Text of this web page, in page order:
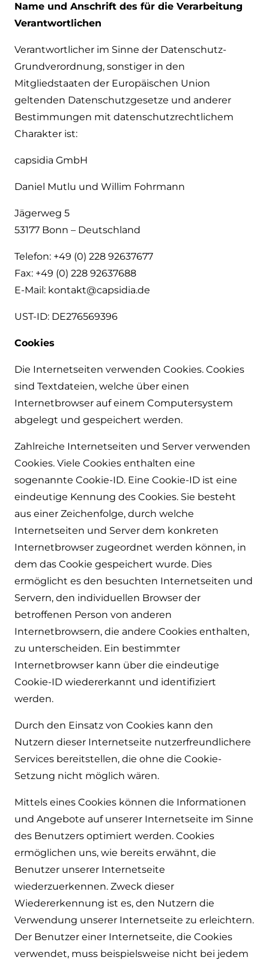
Name und Anschrift des für die Verarbeitung
Verantwortlichen
Verantwortlicher im Sinne der Datenschutz-
Grundverordnung, sonstiger in den
Mitgliedstaaten der Europäischen Union
geltenden Datenschutzgesetze und anderer
Bestimmungen mit datenschutzrechtlichem
Charakter ist:
capsidia GmbH
Daniel Mutlu und Willim Fohrmann
Jägerweg 5
53177 Bonn – Deutschland
Telefon: +49 (0) 228 92637677
Fax: +49 (0) 228 92637688
E-Mail: kontakt@capsidia.de
UST-ID: DE276569396
Cookies
Die Internetseiten verwenden Cookies. Cookies
sind Textdateien, welche über einen
Internetbrowser auf einem Computersystem
abgelegt und gespeichert werden.
Zahlreiche Internetseiten und Server verwenden
Cookies. Viele Cookies enthalten eine
sogenannte Cookie-ID. Eine Cookie-ID ist eine
eindeutige Kennung des Cookies. Sie besteht
aus einer Zeichenfolge, durch welche
Internetseiten und Server dem konkreten
Internetbrowser zugeordnet werden können, in
dem das Cookie gespeichert wurde. Dies
ermöglicht es den besuchten Internetseiten und
Servern, den individuellen Browser der
betroffenen Person von anderen
Internetbrowsern, die andere Cookies enthalten,
zu unterscheiden. Ein bestimmter
Internetbrowser kann über die eindeutige
Cookie-ID wiedererkannt und identifiziert
werden.
Durch den Einsatz von Cookies kann den
Nutzern dieser Internetseite nutzerfreundlichere
Services bereitstellen, die ohne die Cookie-
Setzung nicht möglich wären.
Mittels eines Cookies können die Informationen
und Angebote auf unserer Internetseite im Sinne
des Benutzers optimiert werden. Cookies
ermöglichen uns, wie bereits erwähnt, die
Benutzer unserer Internetseite
wiederzuerkennen. Zweck dieser
Wiedererkennung ist es, den Nutzern die
Verwendung unserer Internetseite zu erleichtern.
Der Benutzer einer Internetseite, die Cookies
verwendet, muss beispielsweise nicht bei jedem